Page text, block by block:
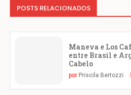
POSTS RELACIONADOS
Maneva e Los
entre Brasil e
Cabelo
por Priscila Bertozzi